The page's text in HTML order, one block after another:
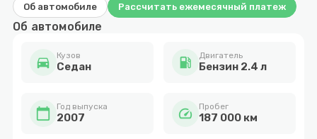
Об автомобиле Рассчитать ежемесячный платеж
Об автомобиле
directions_car Кузов
Cедан local_gas_station Двигатель
Бензин 2.4 л
calendar_today Год выпуска
2007 speed Пробег
187 000 км